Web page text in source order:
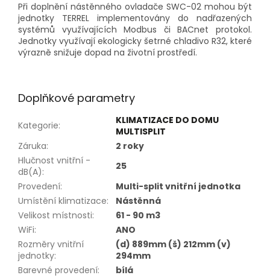
Při doplnění nástěnného ovladače SWC-02 mohou být
jednotky TERREL implementovány do nadřazených
systémů využívajících Modbus či BACnet protokol.
Jednotky využívají ekologicky šetrné chladivo R32, které
výrazně snižuje dopad na životní prostředí.
Doplňkové parametry
Kategorie:
KLIMATIZACE DO DOMU
MULTISPLIT
Záruka:
2 roky
Hlučnost vnitřní -
dB(A):
25
Provedení:
Multi-split vnitřní jednotka
Umístění klimatizace:
Nástěnná
Velikost místnosti:
61 - 90 m3
WiFi:
ANO
Rozměry vnitřní
jednotky:
(d) 889mm (š) 212mm (v)
294mm
Barevné provedení:
bílá